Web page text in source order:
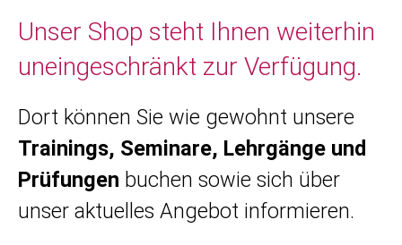
Unser Shop steht Ihnen weiterhin
uneingeschränkt zur Verfügung.
Dort können Sie wie gewohnt unsere
Trainings, Seminare, Lehrgänge und
Prüfungen buchen sowie sich über
unser aktuelles Angebot informieren.